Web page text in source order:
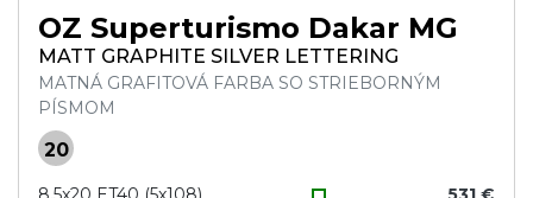
OZ Superturismo Dakar MG
MATT GRAPHITE SILVER LETTERING
MATNÁ GRAFITOVÁ FARBA SO STRIEBORNÝM
PÍSMOM
20